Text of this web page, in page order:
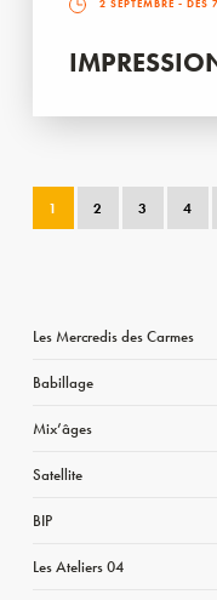
2 SEPTEMBRE - DÈS
1 2 3 4
Les Mercredis des Carmes
Babillage
Mix’âges
Satellite
BIP
Les Ateliers 04